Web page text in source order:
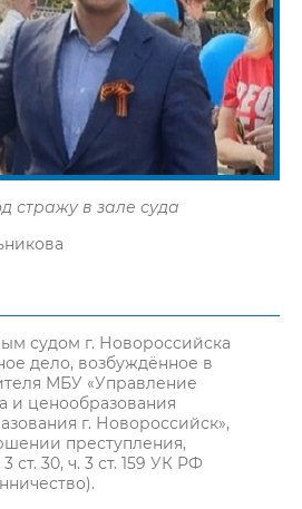
стражу в зале суда
судом г. Новороссийска
дело, возбуждённое в
МБУ «Управление
и ценообразования
г. Новороссийск»,
преступления,
ст. 30, ч. 3 ст. 159 УК РФ